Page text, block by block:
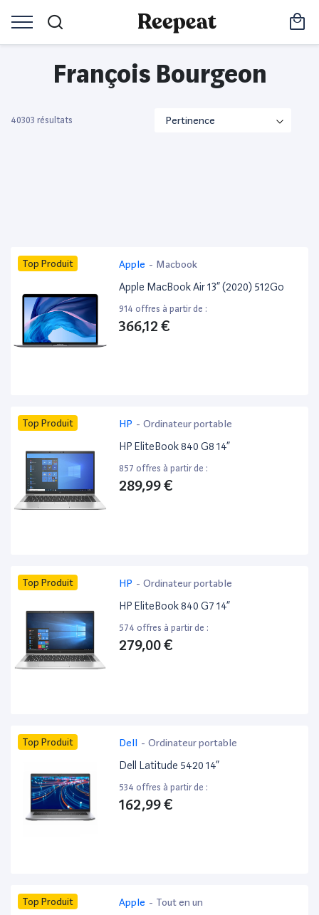
François Bourgeon
40303 résultats
Top Produit Apple - Macbook
Apple MacBook Air 13” (2020) 512Go
914 offres à partir de :
366,12 €
Top Produit HP - Ordinateur portable
HP EliteBook 840 G8 14”
857 offres à partir de :
289,99 €
Top Produit HP - Ordinateur portable
HP EliteBook 840 G7 14”
574 offres à partir de :
279,00 €
Top Produit Dell - Ordinateur portable
Dell Latitude 5420 14”
534 offres à partir de :
162,99 €
Top Produit Apple - Tout en un